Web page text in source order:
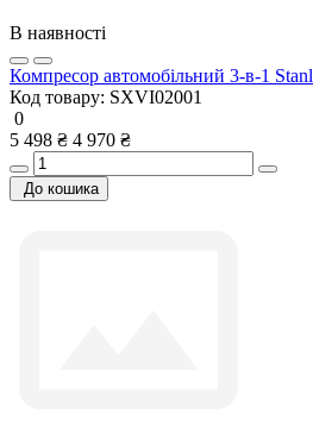
В наявності
Компресор автомобільний 3-в-1
Код товару: SXVI02001
0
5 498 ₴ 4 970 ₴
До кошика